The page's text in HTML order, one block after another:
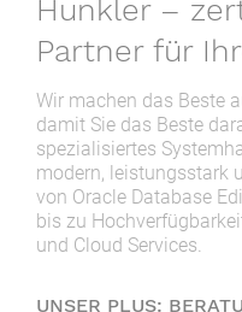
Hunkler –
Partner für
Wir machen das Beste
damit Sie das Beste
spezialisiertes
modern, leistungsstark
von Oracle Database
bis zu
und Cloud Services.
UNSER PLUS: